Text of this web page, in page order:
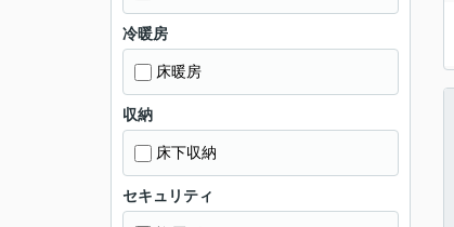
冷暖房
床暖房
収納
床下収納
セキュリティ